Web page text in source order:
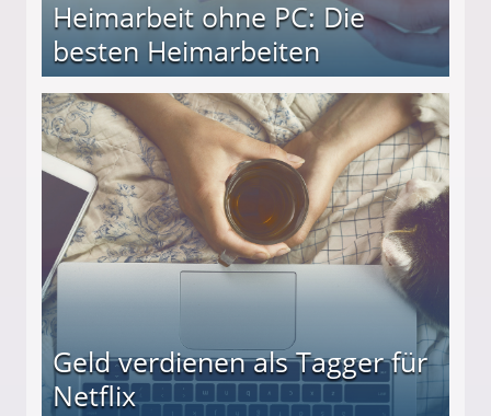
Heimarbeit ohne PC: Die
besten Heimarbeiten
Geld verdienen als Tagger für
Netflix